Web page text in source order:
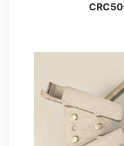
CRC50